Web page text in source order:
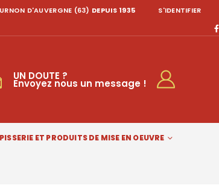
D'AUVERGNE (63) DEPUIS 1935 S'IDENTIFIER
UN DOUTE ?
Envoyez nous un message !
ET PRODUITS DE MISE EN OEUVRE